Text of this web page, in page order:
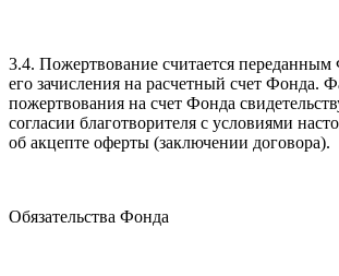
3.4. Пожертвование считается
его зачисления на расчетный счет Фонда.
пожертвования на счет Фонда
согласии благотворителя с условиями
об акцепте оферты (заключении договора).
Обязательства Фонда